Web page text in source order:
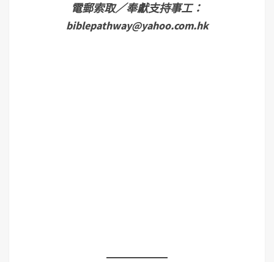
電郵索取／奉獻支持事工：
biblepathway@yahoo.com.hk